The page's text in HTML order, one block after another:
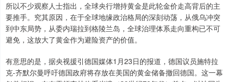
所以不少观察人士指出，全球央行增持黄金是此轮金价走高背后的主
要推手。究其原因，在于全球地缘政治格局的深刻动荡，从俄乌冲突
到中东局势，从委内瑞拉到格陵兰岛，全球治理体系走向重构已不可
避免，这放大了黄金作为避险资产的价值。
有意思的是，据央视援引德国媒体1月23日的报道，德国议员施特拉
克-齐默尔曼呼吁德国政府将存放在美国的黄金储备撤回德国。这一幕